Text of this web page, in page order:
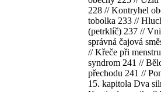
228 // Kontryhel
tobolka 233 //
(petrklíč) 237 //
správná čajová
// Křeče při
syndrom 241 //
přechodu 241 //
15. kapitola Dva